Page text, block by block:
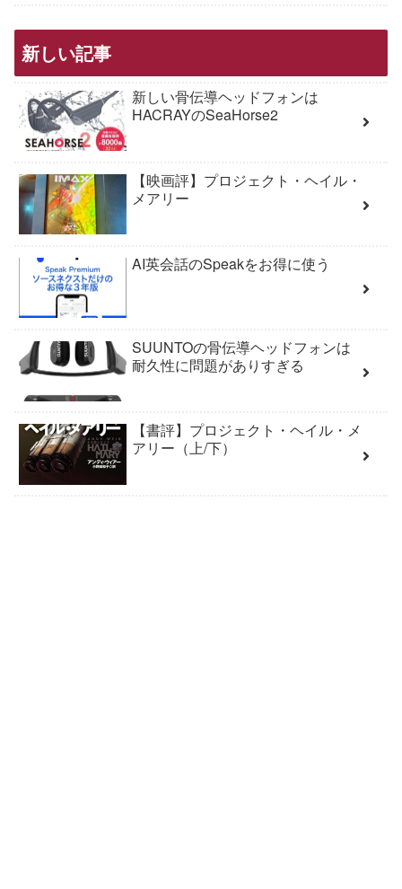
新しい記事
新しい骨伝導ヘッドフォンは
HACRAYのSeaHorse2
【映画評】プロジェクト・ヘイル・
メアリー
AI英会話のSpeakをお得に使う
SUUNTOの骨伝導ヘッドフォンは
耐久性に問題がありすぎる
【書評】プロジェクト・ヘイル・メ
アリー（上/下）